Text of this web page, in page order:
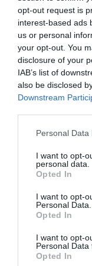
opt-out request is
interest-based ads
us or personal
your opt-out. You
disclosure of your
IAB’s list of
also be disclosed
Downstream
Personal
I want to opt-
personal data.
Opted In
I want to opt-
Personal Data.
Opted In
I want to opt-
Personal Data
Opted In
Za tuje
vas ste se
podpori
In za konec,
Španiji, ki naj
— Jurij Simac
Boste z
smelosti
nepomemben,
NATO pakt.
Ob tem pa